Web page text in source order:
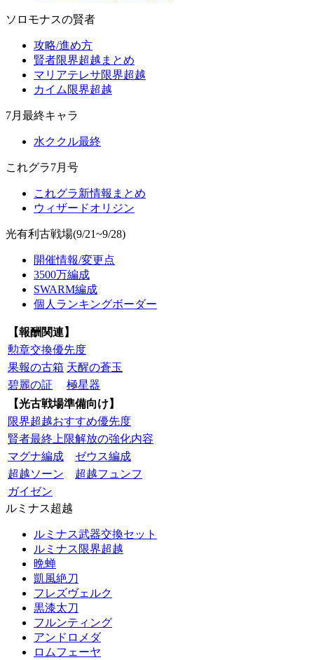
ソロモナスの賢者
攻略/進め方
賢者限界超越まとめ
マリアテレサ限界超越
カイム限界超越
7月最終キャラ
水ククル最終
これグラ7月号
これグラ新情報まとめ
ウィザードオリジン
光有利古戦場(9/21~9/28)
開催情報/変更点
3500万編成
SWARM編成
個人ランキングボーダー
【報酬関連】
勲章交換優先度
果報の古箱 天醒の蒼玉
碧麗の証
極星器
【光古戦場準備向け】
限界超越おすすめ優先度
賢者最終上限解放の強化内容
マグナ編成
ゼウス編成
超越ソーン
超越フュンフ
ガイゼン
ルミナス超越
ルミナス武器交換セット
ルミナス限界超越
晩蝉
凱風絶刀
フレズヴェルク
黒漆太刀
フルンティング
アンドロメダ
ロムフェーヤ